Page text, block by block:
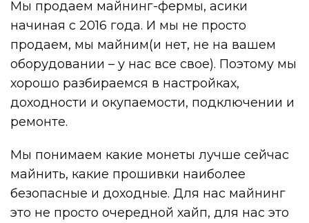
Мы продаем майнинг-фермы, асики
начиная с 2016 года. И мы не просто
продаем, мы майним(и нет, не на вашем
оборудовании – у нас все свое). Поэтому мы
хорошо разбираемся в настройках,
доходности и окупаемости, подключении и
ремонте.
Мы понимаем какие монеты лучше сейчас
майнить, какие прошивки наиболее
безопасные и доходные. Для нас майнинг
это не просто очередной хайп, для нас это